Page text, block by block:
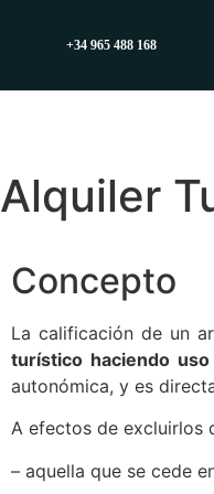
+34 965 488 168
Alquiler
Concepto
La calificación de un
turístico haciendo
autonómica, y es
A efectos de excluirlos
– aquella que se cede